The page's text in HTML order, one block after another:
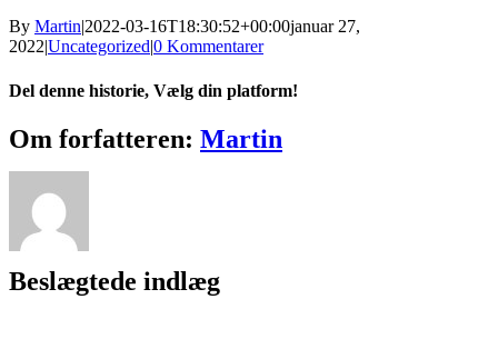
By Martin2022-03-16T18:30:52+00:00januar 27,
2022Uncategorized0 Kommentarer
Del denne historie, Vælg din platform!
Facebook
X
Reddit
LinkedIn
WhatsApp
Tumblr
Pinterest
Vk
Xing
E-
mail
Om forfatteren: Martin
Beslægtede indlæg